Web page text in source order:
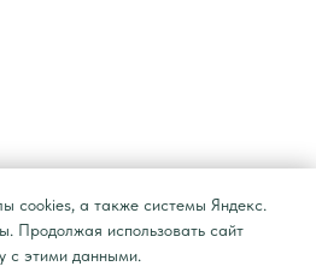
cookies, а также системы Яндекс.
Продолжая использовать сайт
с этими данными.